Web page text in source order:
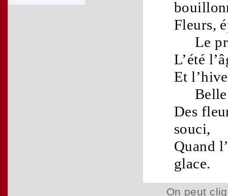
Fleurs,
Le
L’été l’
Et l’
Belle
Des
souci,
Quand
glace.
On peut